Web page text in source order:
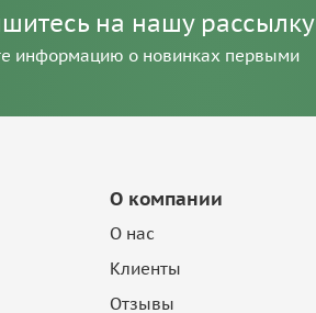
на нашу рассылку
информацию о новинках первыми
О компании
О нас
Клиенты
Отзывы